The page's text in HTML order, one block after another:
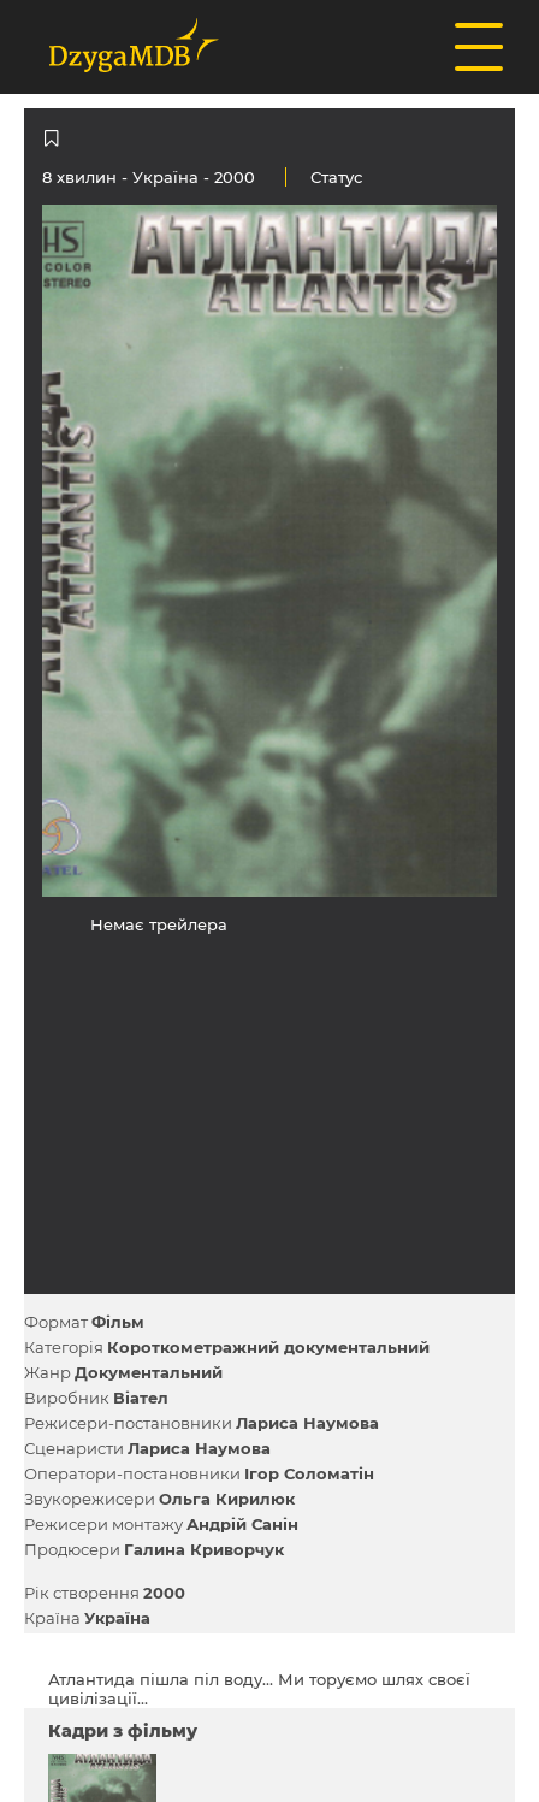
8 хвилин - Україна - 2000 Статус
Немає трейлера
ФорматФільм
Категорія Короткометражний документальний
ЖанрДокументальний
Виробник Віател
Режисери-постановники Лариса Наумова
Сценаристи Лариса Наумова
Оператори-постановники Ігор Соломатін
Звукорежисери Ольга Кирилюк
Режисери монтажуАндрій Санін
Продюсери Галина Криворчук
Рік створення 2000
Країна Україна
Атлантида пішла піл воду... Ми торуємо шлях своєї
цивілізації…
Кадри з фільму